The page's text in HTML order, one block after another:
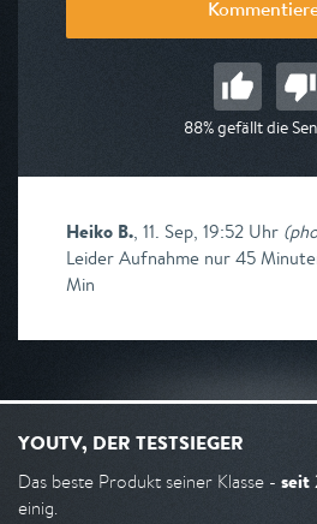
88% gefällt die
Heiko B., 11. Sep, 19:52 Uhr (
Leider Aufnahme nur 45
Min
YOUTV, DER TESTSIEGER
Das beste Produkt seiner Klasse - seit
einig.